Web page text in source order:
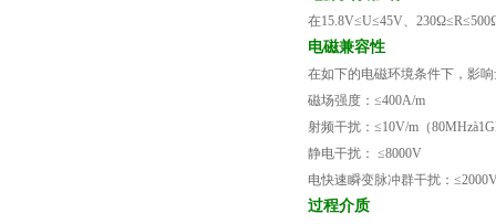
在15.8V≤U≤45V、 230Ω≤R≤
电磁兼容性
在如下的电磁环境条件下，影
磁场强度：≤400A/m
射频干扰：≤10V/m （80MHzà
静电干扰： ≤8000V
电快速瞬变脉冲群干扰：≤
过程介质